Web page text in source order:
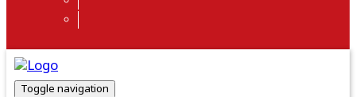
Toggle navigation